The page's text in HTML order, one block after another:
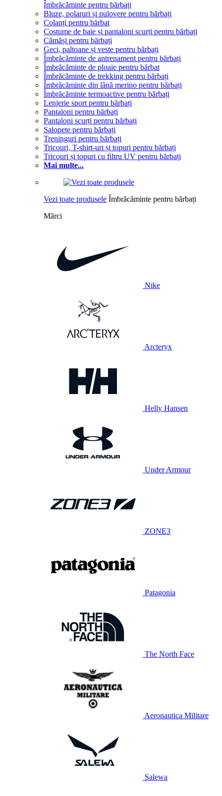
Îmbrăcăminte pentru bărbați
Bluze, polaruri și pulovere pentru bărbați
Colanți pentru bărbat
Costume de baie și pantaloni scurți pentru bărbați
Cămăși pentru bărbați
Geci, paltoane și veste pentru bărbați
Îmbrăcăminte de antrenament pentru bărbați
Îmbrăcăminte de ploaie pentru bărbat
Îmbrăcăminte de trekking pentru bărbați
Îmbrăcăminte din lână merino pentru bărbați
Îmbrăcăminte termoactive pentru bărbați
Lenjerie sport pentru bărbați
Pantaloni pentru bărbați
Pantaloni scurți pentru bărbați
Salopete pentru bărbați
Treninguri pentru bărbați
Tricouri, T-shirt-uri și topuri pentru bărbați
Tricouri și topuri cu filtru UV pentru bărbați
Mai multe...
Vezi toate produsele Îmbrăcăminte pentru bărbați
Mărci
Nike
Arcteryx
Helly Hansen
Under Armour
ZONE3
Patagonia
The North Face
Aeronautica Militare
Salewa